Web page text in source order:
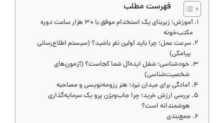
فهرست مطلب
آموزش؛ زیربنای یک استخدام موفق با ۳۰ هزار ساعت دوره
مکتب‌خونه
سرعت عمل؛ چرا باید اولین نفر باشید؟ (سیستم اطلاع‌رسانی
پیامکی)
خودشناسی؛ شغل ایده‌آل شما کجاست؟ (آزمون‌های
شخصیت‌شناسی)
آمادگی برای میدان نبرد؛ هنر رزومه‌نویسی و مصاحبه
بررسی ارزش خرید؛ چرا جاب‌ویژن پرو یک سرمایه‌گذاری
هوشمندانه است؟
جمع‌بندی